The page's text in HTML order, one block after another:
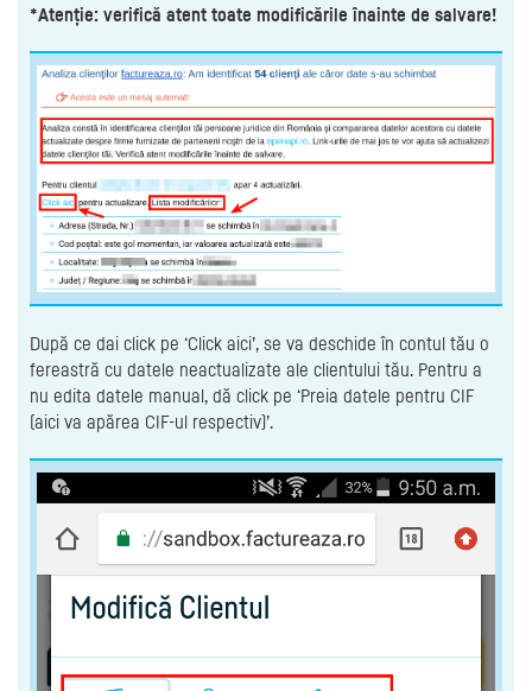
*Atenție: verifică atent toate modificările înainte de salvare!
După ce dai click pe ‘Click aici’, se va deschide în contul tău o
fereastră cu datele neactualizate ale clientului tău. Pentru a
nu edita datele manual, dă click pe ‘Preia datele pentru CIF
(aici va apărea CIF-ul respectiv)’.